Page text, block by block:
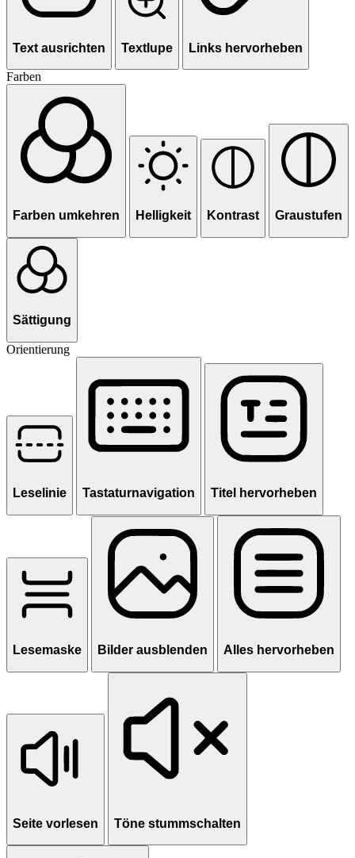
Text ausrichten Textlupe Links hervorheben
Farben
Farben umkehren Helligkeit Kontrast Graustufen
Sättigung
Orientierung
Leselinie Tastaturnavigation Titel hervorheben
Lesemaske Bilder ausblenden Alles hervorheben
Seite vorlesen Töne stummschalten